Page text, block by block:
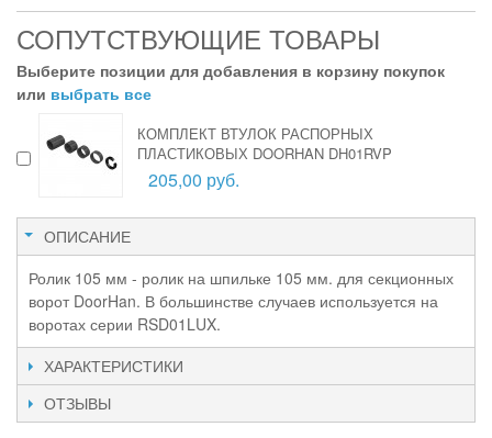
СОПУТСТВУЮЩИЕ ТОВАРЫ
Выберите позиции для добавления в корзину покупок
или выбрать все
КОМПЛЕКТ ВТУЛОК РАСПОРНЫХ
ПЛАСТИКОВЫХ DOORHAN DH01RVP
205,00 руб.
ОПИСАНИЕ
Ролик 105 мм - ролик на шпильке 105 мм. для секционных
ворот DoorHan. В большинстве случаев используется на
воротах серии RSD01LUX.
ХАРАКТЕРИСТИКИ
ОТЗЫВЫ